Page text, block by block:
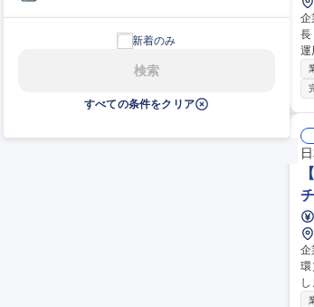
新着のみ
検索
すべての条件をクリア
企業
長く働ける環境
運
だきます。
す
用
ー
企業名
環）】 仕事の内容 国/自治体/企業に対し、
す。 ■国・自治体・企業向けの